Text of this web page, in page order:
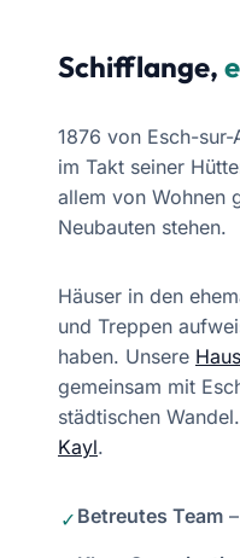
Schifflange,
1876 von Esch-
im Takt seiner
allem von Wohnen
Neubauten stehen.
Häuser in den
und Treppen
haben. Unsere
gemeinsam mit
städtischen
Kayl.
Betreutes Team